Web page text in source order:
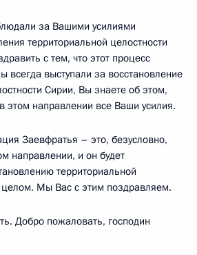
за Вашими усилиями
территориальной целостности
с тем, что этот процесс
всегда выступали за восстановление
Сирии, Вы знаете об этом,
направлении все Ваши усилия.
Заевфратья – это, безусловно,
направлении, и он будет
территориальной
целом. Мы Вас с этим поздравляем.
Добро пожаловать, господин